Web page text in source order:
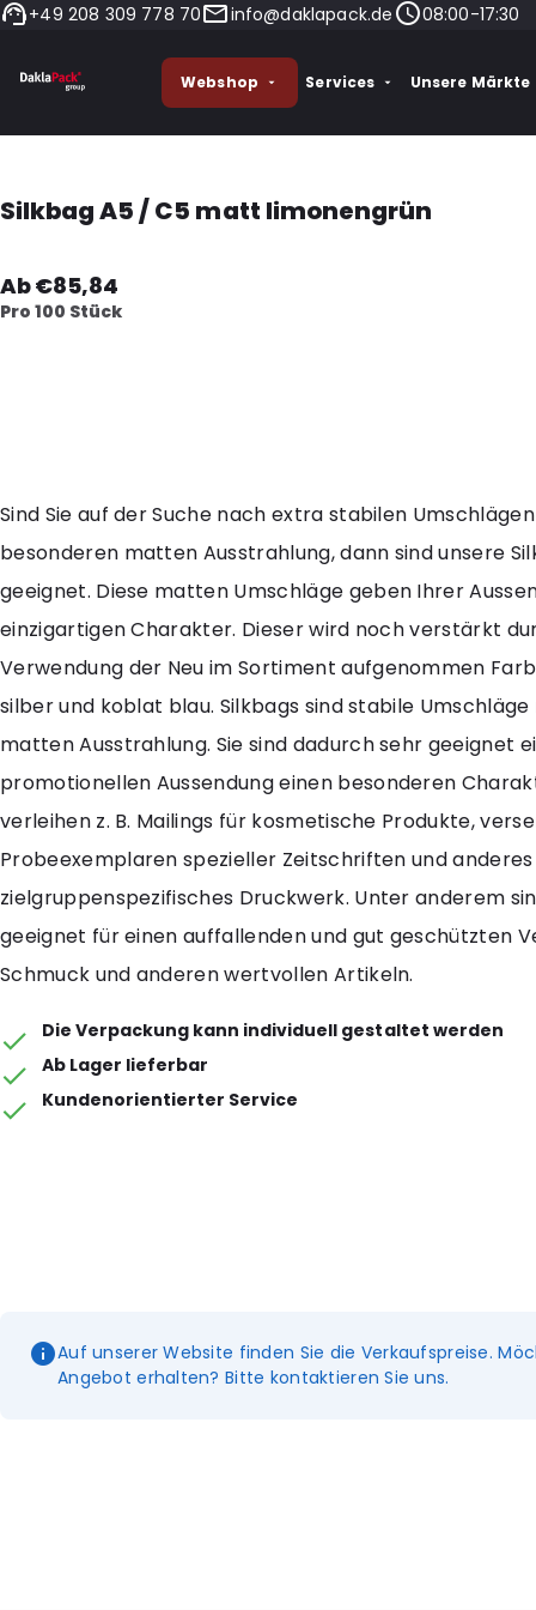
+49 208 309 778 70 info@daklapack.de 08:00-17:30
Webshop Services Unsere Märkte
Silkbag A5 / C5 matt limonengrün
Ab €85,84
Pro 100 Stück
Sind Sie auf der Suche nach extra stabilen
besonderen matten Ausstrahlung, dann sind unsere
geeignet. Diese matten Umschläge geben Ihrer
einzigartigen Charakter. Dieser wird noch verstärkt
Verwendung der Neu im Sortiment aufgenommen
silber und koblat blau. Silkbags sind stabile
matten Ausstrahlung. Sie sind dadurch sehr geeignet
promotionellen Aussendung einen besonderen
verleihen z. B. Mailings für kosmetische Produkte,
Probeexemplaren spezieller Zeitschriften und anderes
zielgruppenspezifisches Druckwerk. Unter anderem
geeignet für einen auffallenden und gut geschützten
Schmuck und anderen wertvollen Artikeln.
Die Verpackung kann individuell gestaltet werden
Ab Lager lieferbar
Kundenorientierter Service
Auf unserer Website finden Sie die Verkaufspreise.
Angebot erhalten? Bitte kontaktieren Sie uns.